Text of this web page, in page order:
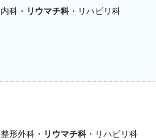
内科・ リウマチ科・リハビリ科
整形外科・ リウマチ科・リハビリ科